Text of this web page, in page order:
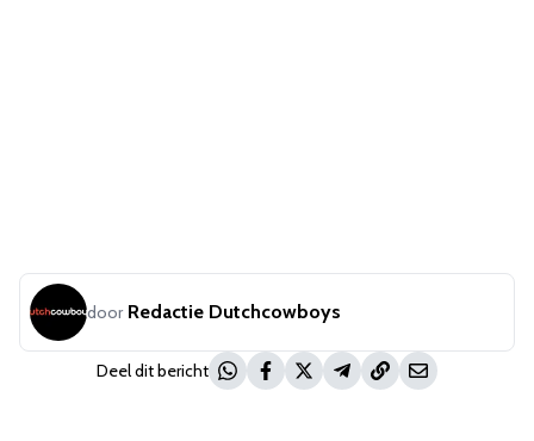
door Redactie Dutchcowboys
Deel dit bericht